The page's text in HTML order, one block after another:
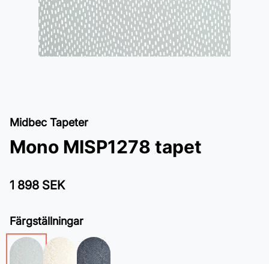
Midbec Tapeter
Mono MISP1278 tapet
1 898 SEK
Färgställningar